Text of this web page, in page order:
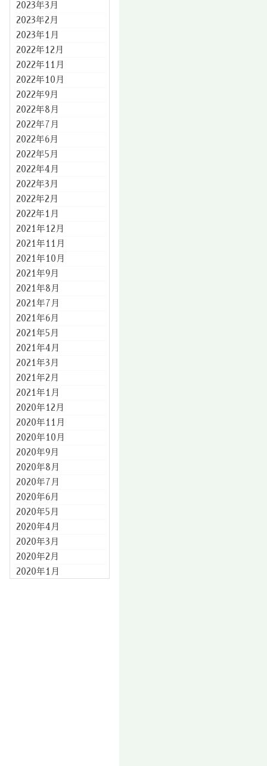
2023年3月
2023年2月
2023年1月
2022年12月
2022年11月
2022年10月
2022年9月
2022年8月
2022年7月
2022年6月
2022年5月
2022年4月
2022年3月
2022年2月
2022年1月
2021年12月
2021年11月
2021年10月
2021年9月
2021年8月
2021年7月
2021年6月
2021年5月
2021年4月
2021年3月
2021年2月
2021年1月
2020年12月
2020年11月
2020年10月
2020年9月
2020年8月
2020年7月
2020年6月
2020年5月
2020年4月
2020年3月
2020年2月
2020年1月